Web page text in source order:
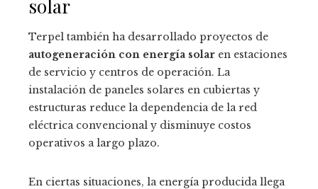
solar
Terpel también ha desarrollado proyectos de
autogeneración con energía solar en estaciones
de servicio y centros de operación. La
instalación de paneles solares en cubiertas y
estructuras reduce la dependencia de la red
eléctrica convencional y disminuye costos
operativos a largo plazo.
En ciertas situaciones, la energía producida llega